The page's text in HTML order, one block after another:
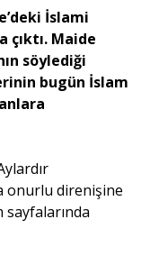
İslami
çıktı. Maide
söylediği
bugün İslam
onurlu direnişine